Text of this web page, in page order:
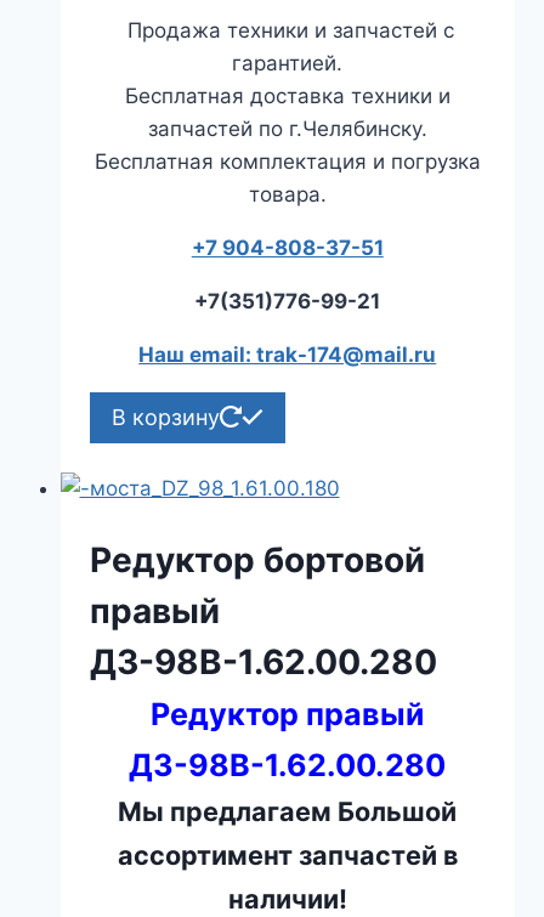
Продажа техники и запчастей с
гарантией.
Бесплатная доставка техники и
запчастей по г.Челябинску.
Бесплатная комплектация и погрузка
товара.
+7 904-808-37-51
+7(351)776-99-21
Наш email: trak-174@mail.ru
В корзину
Редуктор бортовой
правый
ДЗ-98В-1.62.00.280
Редуктор правый
ДЗ-98В-1.62.00.280
Мы предлагаем Большой
ассортимент запчастей в
наличии!